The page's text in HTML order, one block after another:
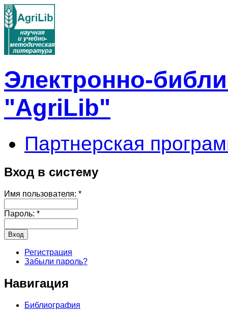
Электронно-
"AgriLib"
Партнерская
Вход в систему
Имя пользователя: *
Пароль: *
Регистрация
Забыли пароль?
Навигация
Библиография